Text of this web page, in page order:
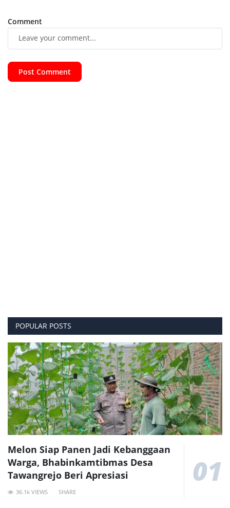
Comment
Post Comment
POPULAR POSTS
Melon Siap Panen Jadi Kebanggaan
Warga, Bhabinkamtibmas Desa
Tawangrejo Beri Apresiasi
36.1k VIEWS SHARE
01